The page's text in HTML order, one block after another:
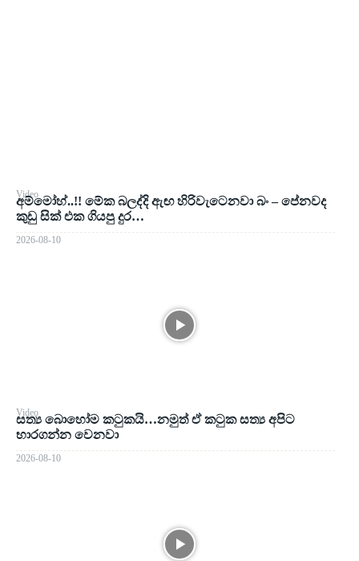
Video
අම්මෝහ්..!! මේක බලද්දි ඇඟ හිරිවැටෙනවා බං – පේනවද
කුඩු සික් එක ගියපු දුර…
2026-08-10
Video
සත්‍ය බොහෝම කටුකයි…නමුත් ඒ කටුක සත්‍ය අපිට
භාරගන්න වෙනවා
2026-08-10